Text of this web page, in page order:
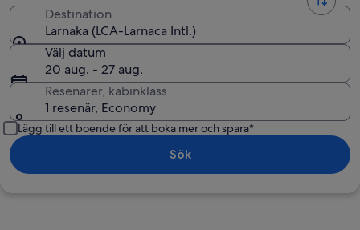
Destination
Larnaka (LCA-Larnaca Intl.)
Välj datum
20 aug. - 27 aug.
Resenärer, kabinklass
1 resenär, Economy
Lägg till ett boende för att boka mer och spara*
Sök